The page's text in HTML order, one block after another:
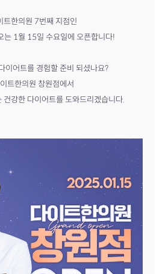
트한의원 7번째 지점인
는 1월 15일 수요일에 오픈합니다!
이어트를 경험할 준비 되셨나요?
트한의원 창원점에서
건강한 다이어트를 도와드리겠습니다.